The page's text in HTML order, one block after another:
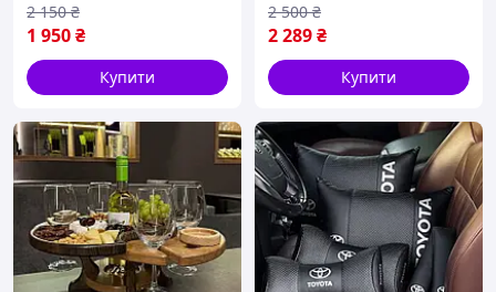
1 950₴
2 150 ₴
Купити
2 289₴
2 500 ₴
Купити